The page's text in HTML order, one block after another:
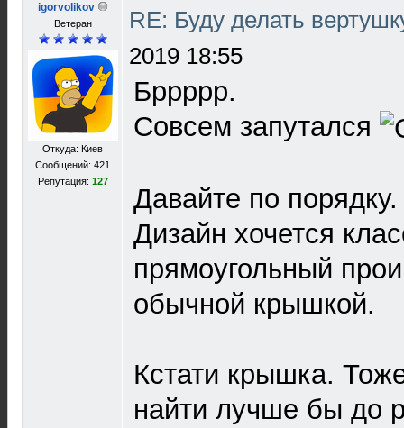
igorvolikov
Ветеран
Откуда: Киев
Сообщений: 421
Репутация: 127
RE: Буду делать
2019 18:55
Бррррр.
Совсем запутался
Давайте по порядку.
Дизайн хочется
прямоугольный
обычной крышкой.
Кстати крышка.
найти лучше бы до